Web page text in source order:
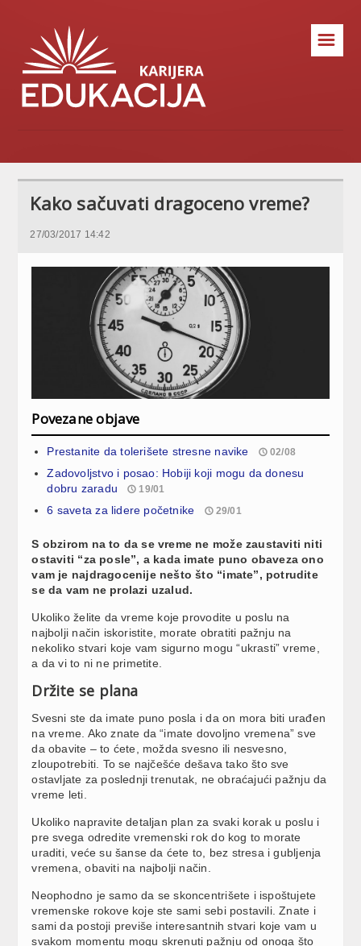
☰
Kako sačuvati dragoceno vreme?
27/03/2017 14:42
Povezane objave
Prestanite da tolerišete stresne navike 02/08
Zadovoljstvo i posao: Hobiji koji mogu da donesu
dobru zaradu
19/01
6 saveta za lidere početnike 29/01
S obzirom na to da se vreme ne može zaustaviti niti
ostaviti “za posle”, a kada imate puno obaveza ono
vam je najdragocenije nešto što “imate”, potrudite
se da vam ne prolazi uzalud.
Ukoliko želite da vreme koje provodite u poslu na
najbolji način iskoristite, morate obratiti pažnju na
nekoliko stvari koje vam sigurno mogu “ukrasti” vreme,
a da vi to ni ne primetite.
Držite se plana
Svesni ste da imate puno posla i da on mora biti urađen
na vreme. Ako znate da “imate dovoljno vremena” sve
da obavite – to ćete, možda svesno ili nesvesno,
zloupotrebiti. To se najčešće dešava tako što sve
ostavljate za poslednji trenutak, ne obraćajući pažnju da
vreme leti.
Ukoliko napravite detaljan plan za svaki korak u poslu i
pre svega odredite vremenski rok do kog to morate
uraditi, veće su šanse da ćete to, bez stresa i gubljenja
vremena, obaviti na najbolji način.
Neophodno je samo da se skoncentrišete i ispoštujete
vremenske rokove koje ste sami sebi postavili. Znate i
sami da postoji previše interesantnih stvari koje vam u
svakom momentu mogu skrenuti pažnju od onoga što